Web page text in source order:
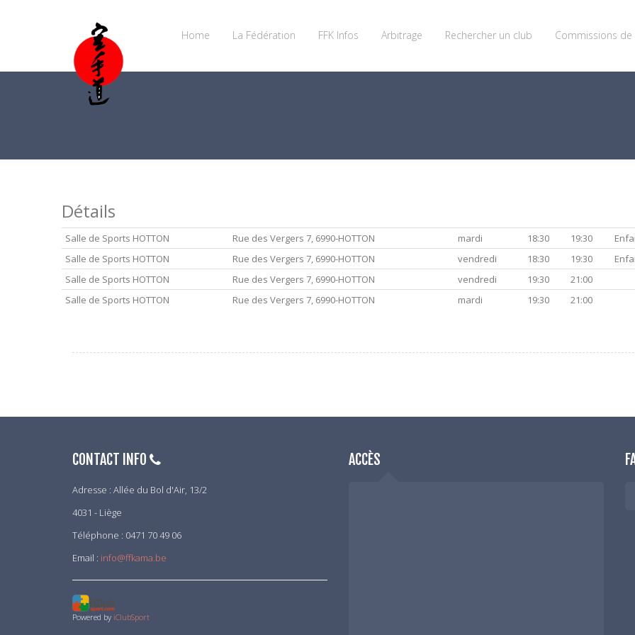
Home La Fédération FFK Infos Arbitrage Rechercher un club Commissions de
Détails
Salle de Sports HOTTON Rue des Vergers 7, 6990-HOTTON mardi 18:30 19:30
Salle de Sports HOTTON
Rue des Vergers 7, 6990-HOTTON vendredi 18:30 19:30
Salle de Sports HOTTON
Rue des Vergers 7, 6990-HOTTON vendredi 19:30
21:00
Salle de Sports HOTTON
Rue des Vergers 7, 6990-HOTTON mardi 19:30 21:00
CONTACT INFO
Adresse : Allée du Bol d'Air, 13/2
4031 - Liège
Téléphone : 0471 70 49 06
Email : info@ffkama.be
Powered by iClubSport
ACCÈS